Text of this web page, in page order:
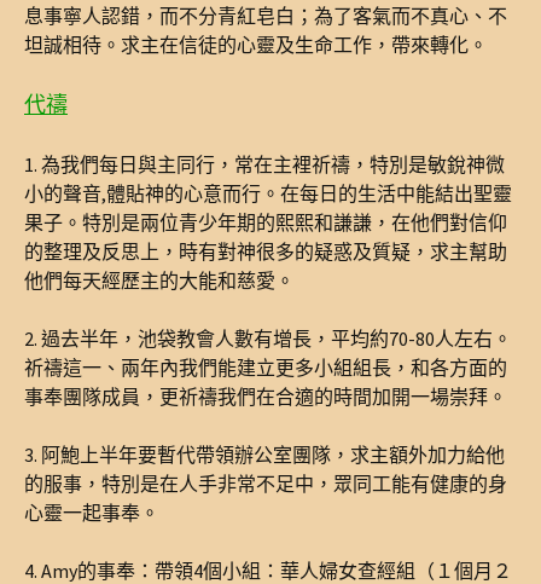
息事寧人認錯，而不分青紅皂白；為了客氣而不真心、不
坦誠相待。求主在信徒的心靈及生命工作，帶來轉化。
代禱
1. 為我們每日與主同行，常在主裡祈禱，特別是敏銳神微
小的聲音,體貼神的心意而行。在每日的生活中能結出聖靈
果子。特別是兩位青少年期的熙熙和謙謙，在他們對信仰
的整理及反思上，時有對神很多的疑惑及質疑，求主幫助
他們每天經歷主的大能和慈愛。
2. 過去半年，池袋教會人數有增長，平均約70-80人左右。
祈禱這一、兩年內我們能建立更多小組組長，和各方面的
事奉團隊成員，更祈禱我們在合適的時間加開一場崇拜。
3. 阿鮑上半年要暫代帶領辦公室團隊，求主額外加力給他
的服事，特別是在人手非常不足中，眾同工能有健康的身
心靈一起事奉。
4. Amy的事奉：帶領4個小組：華人婦女查經組（１個月２